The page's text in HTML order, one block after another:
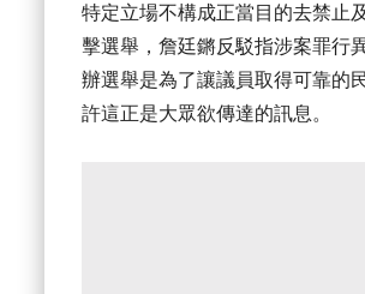
特定立場不構成正當目的去禁止
擊選舉，詹廷鏘反駁指涉案罪行
辦選舉是為了讓議員取得可靠的
許這正是大眾欲傳達的訊息。